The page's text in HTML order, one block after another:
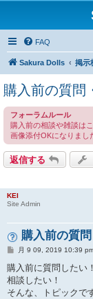
FAQ
Sakura Dolls 掲示
購入前の質問
フォーラムルール
購入前の相談や雑談は
画像添付OKになりまし
返信する
KEI
Site Admin
購入前の質
投
記
事
月 9 09, 2019 10:39
購入前に質問したい！
相談したい！
そんな、トピックで